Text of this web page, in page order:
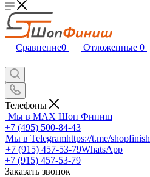
Сравнение0 Отложенные 0
Телефоны
Мы в MAX Шоп Финиш
+7 (495) 500-84-43
Мы в Telegramhttps://t.me/shopfinish
+7 (915) 457-53-79WhatsApp
+7 (915) 457-53-79
Заказать звонок